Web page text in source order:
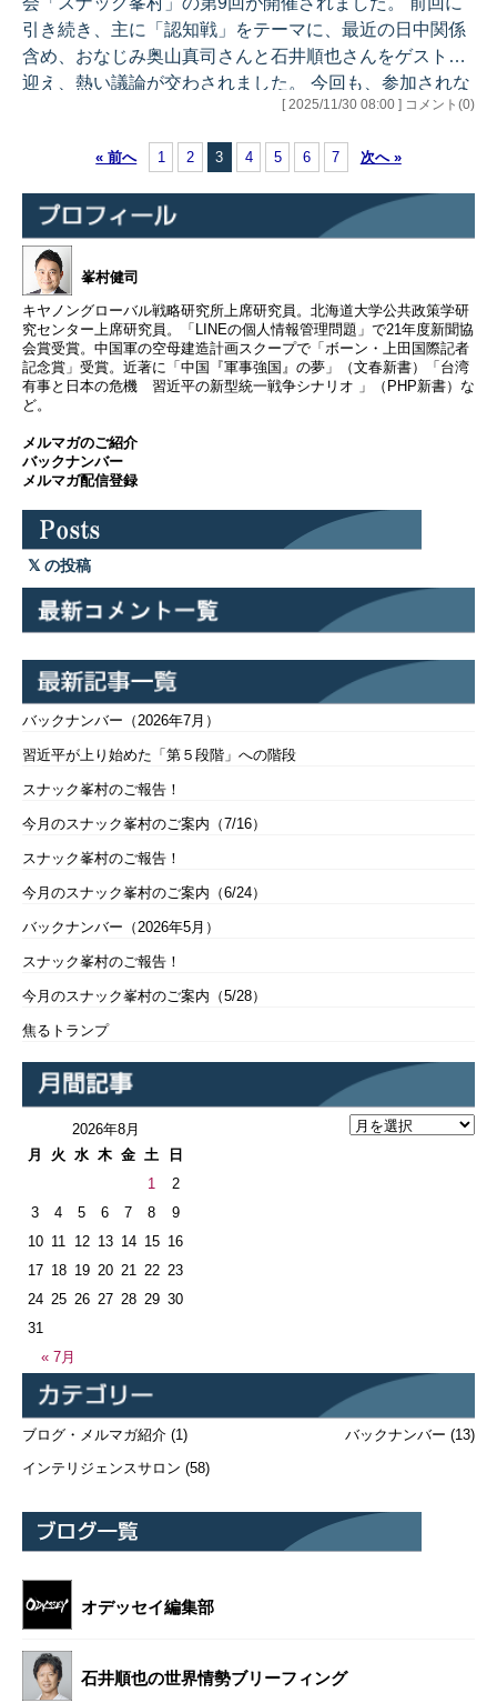
3 第31号 中国人の「反日感情」 ・作られた正…
引き続き、主に「認知戦」をテーマに、最近の日中関係
含め、おなじみ奥山真司さんと石井順也さんをゲストに
迎え、熱い議論が交わされました。 今回も、参加されな
かった方にもその雰囲気を味わっていただければと思
たものをお届けいたします。 ＊＊＊＊＊＊＊＊＊＊＊ ス
ナック峯村（第9回）のご報告 ＊＊＊＊＊＊＊＊＊＊＊
初めに、奥山さんから、認知戦について詳しい解説があ
りました。特に高市総理の存立危機事態に関する答弁、
中国の圧力や影響工作、それ…
[ 2025/11/30 08:00 ] コメント(0)
« 前へ 1 2 3 4 5 6 7 次へ »
峯村健司
キヤノングローバル戦略研究所上席研究員。北海道大学公共政策学研
究センター上席研究員。「LINEの個人情報管理問題」で21年度新聞協
会賞受賞。中国軍の空母建造計画スクープで「ボーン・上田国際記者
記念賞」受賞。近著に「中国『軍事強国』の夢」（文春新書）「台湾
有事と日本の危機 習近平の新型統一戦争シナリオ 」（PHP新書）な
ど。
メルマガのご紹介
バックナンバー
メルマガ配信登録
の投稿
バックナンバー（2026年7月）
習近平が上り始めた「第５段階」への階段
スナック峯村のご報告！
今月のスナック峯村のご案内（7/16）
スナック峯村のご報告！
今月のスナック峯村のご案内（6/24）
バックナンバー（2026年5月）
スナック峯村のご報告！
今月のスナック峯村のご案内（5/28）
焦るトランプ
2026年8月
月
火 水 木 金 土 日
« 7月
1
2
3
4 5 6 7 8
9
10 11 12 13 14 15 16
17 18 19 20 21 22 23
24 25 26 27 28 29 30
31
ブログ・メルマガ紹介 (1)
インテリジェンスサロン (58)
バックナンバー (13)
オデッセイ編集部
石井順也の世界情勢ブリーフィング